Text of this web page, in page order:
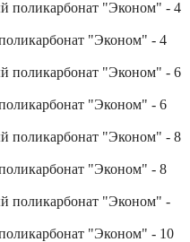
"Эконом" - 4
"Эконом" - 6
"Эконом" - 8
"Эконом" - 10